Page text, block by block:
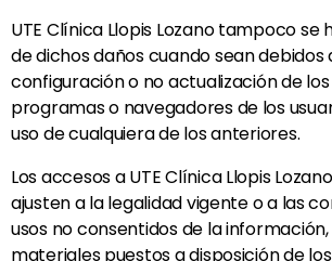
UTE Clínica Llopis Lozanotampoco se
de dichos daños cuando sean debidos
configuración o no actualización de los
programas o navegadores de los
uso de cualquiera de los anteriores.
Los accesos a UTEClínica Llopis Lozano
ajusten a la legalidad vigente o a las
usos no consentidos de la
materiales puestos a disposición de